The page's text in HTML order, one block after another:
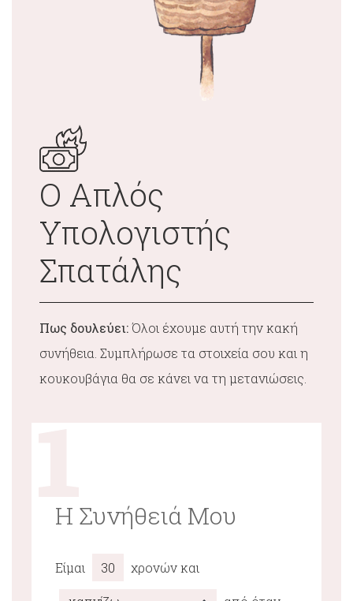
Ο Απλός
Υπολογιστής
Σπατάλης
Πως δουλεύει:Όλοι έχουμε αυτή την κακή
συνήθεια. Συμπλήρωσε τα στοιχεία σου και η
κουκουβάγια θα σε κάνει να τη μετανιώσεις.
Η Συνήθειά Μου
Είμαι χρονών και